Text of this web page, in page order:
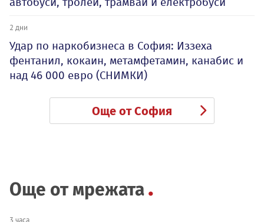
2 дни
Удар по наркобизнеса в София: Иззеха
фентанил, кокаин, метамфетамин, канабис и
над 46 000 евро (СНИМКИ)
Още от София
Още от мрежата
3 часа